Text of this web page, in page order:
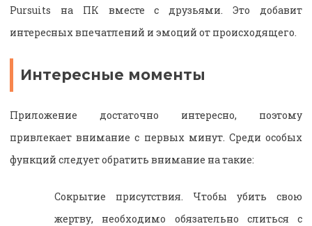
Pursuits на ПК вместе с друзьями. Это добавит
интересных впечатлений и эмоций от происходящего.
Интересные моменты
Приложение достаточно интересно, поэтому
привлекает внимание с первых минут. Среди особых
функций следует обратить внимание на такие:
Сокрытие присутствия. Чтобы убить свою
жертву, необходимо обязательно слиться с